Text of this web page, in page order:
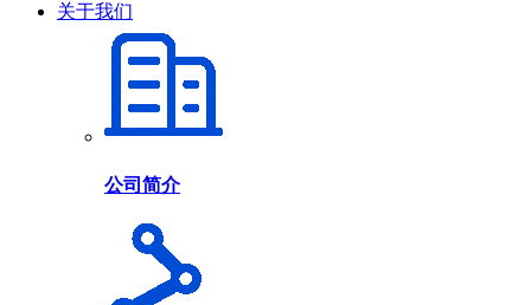
关于我们
公司简介